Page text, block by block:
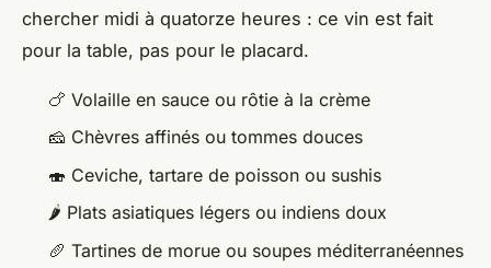
chercher midi à quatorze heures : ce vin est fait
pour la table, pas pour le placard.
🍗 Volaille en sauce ou rôtie à la crème
🧀 Chèvres affinés ou tommes douces
🍣 Ceviche, tartare de poisson ou sushis
🌶️ Plats asiatiques légers ou indiens doux
🥖 Tartines de morue ou soupes méditerranéennes